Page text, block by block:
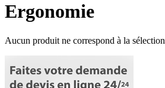
Ergonomie
Aucun produit ne correspond à la sélection